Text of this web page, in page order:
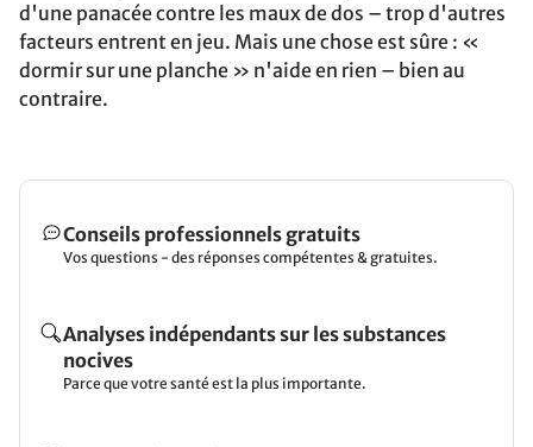
d'une panacée contre les maux de dos – trop d'autres
facteurs entrent en jeu. Mais une chose est sûre : «
dormir sur une planche » n'aide en rien – bien au
contraire.
Conseils professionnels gratuits
Vos questions - des réponses compétentes & gratuites.
Analyses indépendants sur les substances
nocives
Parce que votre santé est la plus importante.